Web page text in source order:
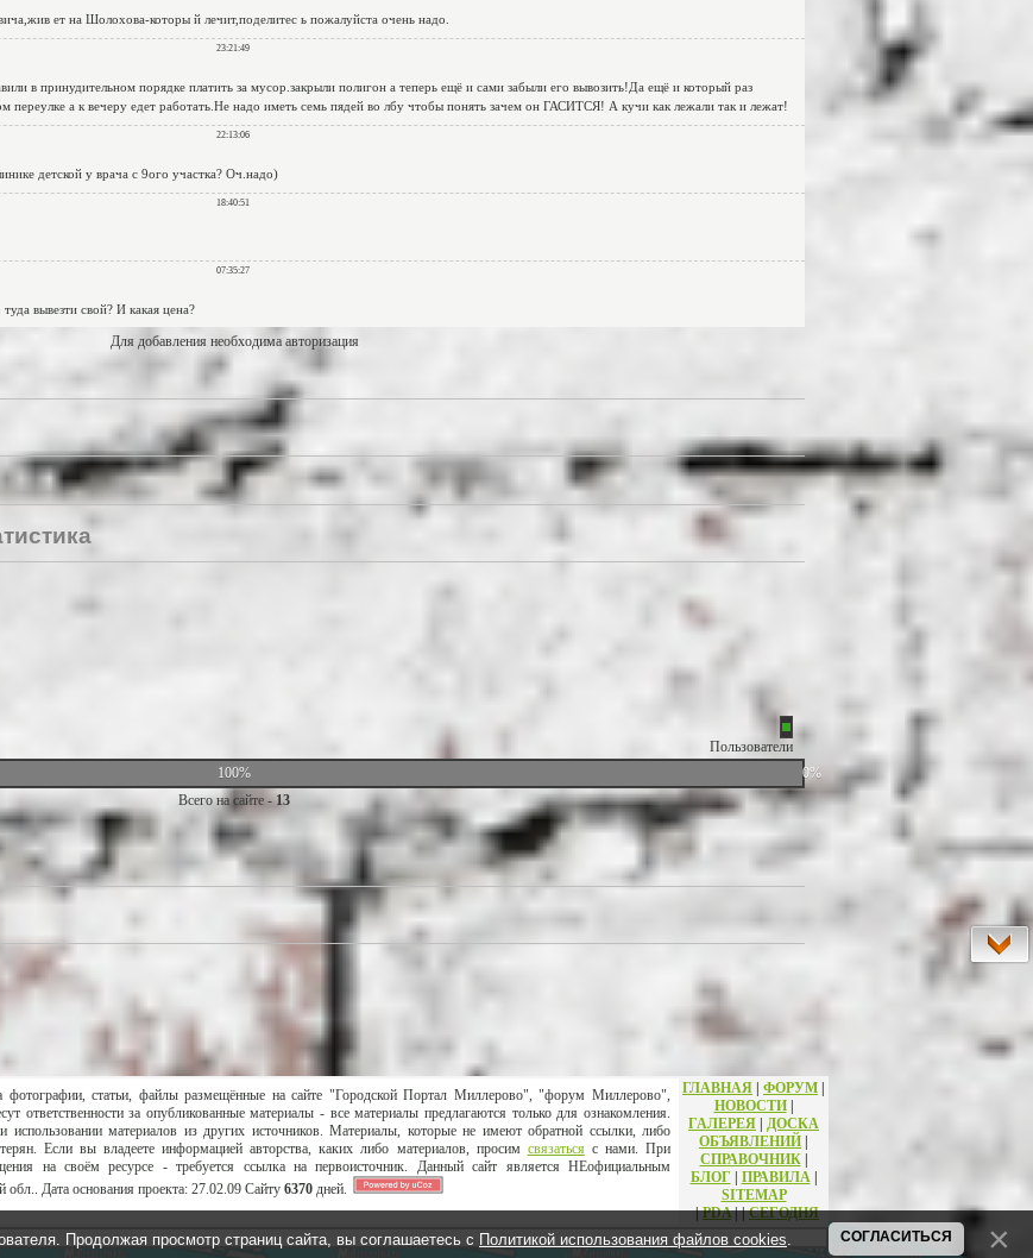
Для добавления необходима авторизация
Пользователи
100%
0%
Всего на сайте -13
статьи, файлы размещённые на сайте "Городской Портал Миллерово", "форум Миллерово",
ответственности за опубликованные материалы - все материалы предлагаются только для ознакомления.
использовании материалов из других источников. Материалы, которые не имеют обратной ссылки, либо
Если вы владеете информацией авторства, каких либо материалов, просим связатьсяс нами. При
на своём ресурсе - требуется ссылка на первоисточник. Данный сайт является НЕофициальным
обл.. Дата основания проекта: 27.02.09 Сайту 6370 дней.
ГЛАВНАЯ | ФОРУМ |
НОВОСТИ|
ГАЛЕРЕЯ | ДОСКА
ОБЪЯВЛЕНИЙ |
СПРАВОЧНИК|
БЛОГ | ПРАВИЛА |
SITEMAP
|PDA||СЕГОДНЯ
Продолжая просмотр страниц сайта, вы соглашаетесь с Политикой использования файлов cookies СОГЛАСИТЬСЯ